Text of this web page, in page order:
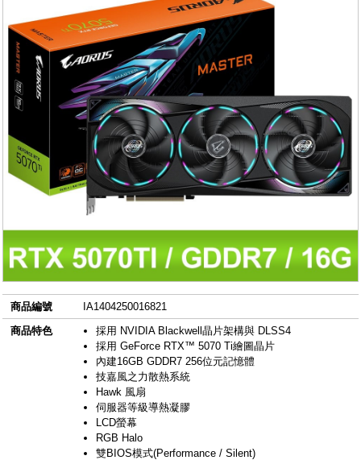
商品編號
IA1404250016821
商品特色
採用 NVIDIA Blackwell晶片架構與 DLSS4
採用 GeForce RTX™ 5070 Ti繪圖晶片
內建16GB GDDR7 256位元記憶體
技嘉風之力散熱系統
Hawk 風扇
伺服器等級導熱凝膠
LCD螢幕
RGB Halo
雙BIOS模式(Performance / Silent)